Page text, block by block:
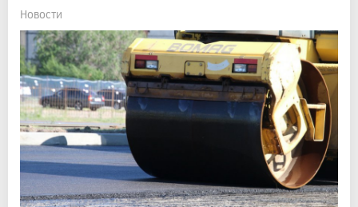
Новости